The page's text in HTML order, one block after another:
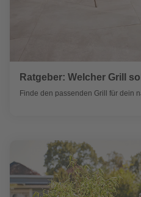
Ratgeber: Welcher Grill
Finde den passenden Grill für dein